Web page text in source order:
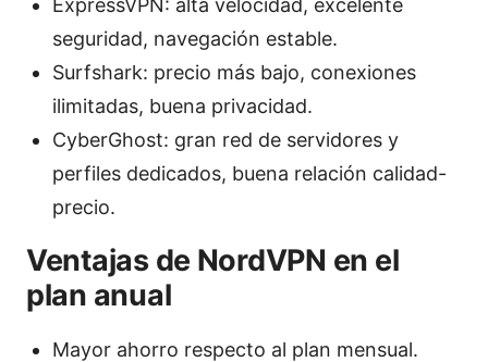
ExpressVPN: alta velocidad, excelente
seguridad, navegación estable.
Surfshark: precio más bajo, conexiones
ilimitadas, buena privacidad.
CyberGhost: gran red de servidores y
perfiles dedicados, buena relación calidad-
precio.
Ventajas de NordVPN en el
plan anual
Mayor ahorro respecto al plan mensual.